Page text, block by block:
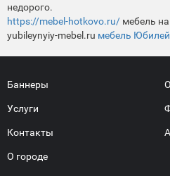
недорого.
https://mebel-hotkovo.ru/ мебель
yubileynyiy-mebel.ru мебель
Баннеры
Услуги
Контакты
О городе